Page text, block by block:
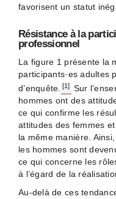
favorisent un statut
Résistance à la
professionnel
La figure 1 présente la
participants·es adultes
d’enquête. [1] Sur
hommes ont des
ce qui confirme les
attitudes des femmes
la même manière.
les hommes sont
ce qui concerne les
à l’égard de la
Au-delà de ces